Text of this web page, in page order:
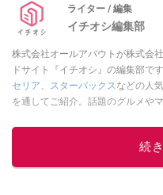
ライター / 編集
イチオシ編集部
株式会社オールアバウトが株式会
ドサイト『イチオシ』の編集部です
セリア、 スターバックスなどの人
を通してご紹介。話題のグルメや
レビューしています。毎日トレン
してください！
続